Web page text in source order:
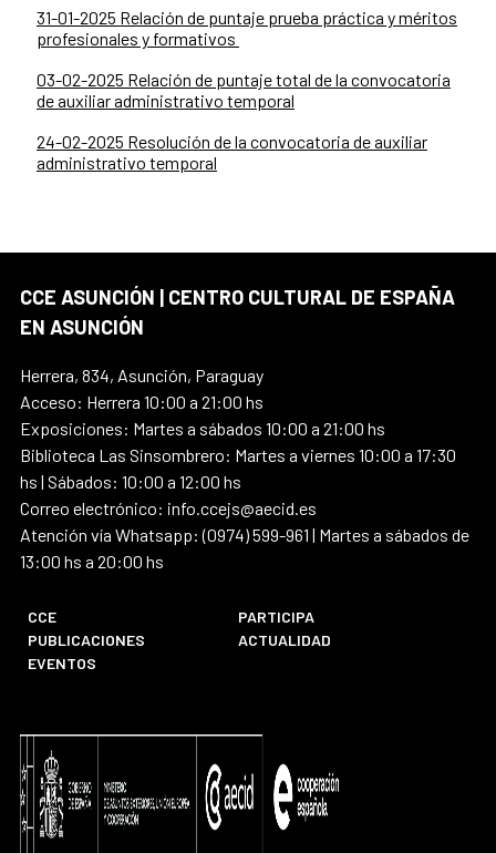
31-01-2025 Relación de puntaje prueba práctica y méritos
profesionales y formativos
03-02-2025 Relación de puntaje total de la convocatoria
de auxiliar administrativo temporal
24-02-2025 Resolución de la convocatoria de auxiliar
administrativo temporal
CCE ASUNCIÓN | CENTRO CULTURAL DE ESPAÑA
EN ASUNCIÓN
Herrera, 834, Asunción, Paraguay
Acceso: Herrera 10:00 a 21:00 hs
Exposiciones: Martes a sábados 10:00 a 21:00 hs
Biblioteca Las Sinsombrero: Martes a viernes 10:00 a 17:30
hs | Sábados: 10:00 a 12:00 hs
Correo electrónico: info.ccejs@aecid.es
Atención vía Whatsapp: (0974) 599-961 | Martes a sábados de
13:00 hs a 20:00 hs
CCE
PARTICIPA
PUBLICACIONES
ACTUALIDAD
EVENTOS